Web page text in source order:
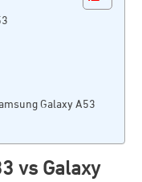
Galaxy A53
vs Galaxy